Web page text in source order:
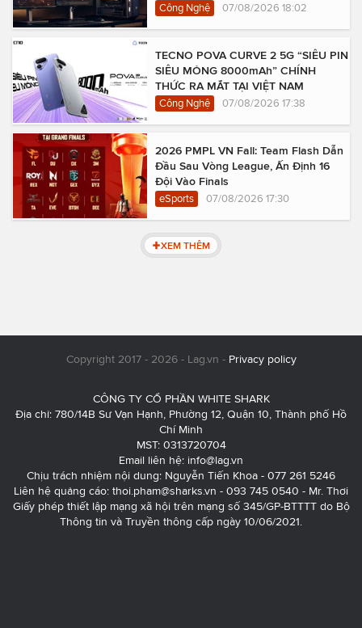
Công Nghệ 07/08/2026 18:02
TECNO POVA CURVE 2 5G “SIÊU PIN
SIÊU MỎNG 8000mAh” CHÍNH
THỨC RA MẮT TẠI VIỆT NAM
Công Nghệ 07/08/2026 17:38
2026 PMPL VN Fall: Team Flash Dẫn
Đầu Sau Vòng League, Ấn Định 16
Đội Vào Finals
eSports 07/08/2026 17:30
XEM THÊM
Copyright 2017 - 2026 - Lag.vn - Privacy policy
CÔNG TY CỔ PHẦN WHITE SHARK
Địa chỉ: 780/14B Sư Vạn Hạnh, Phường 12, Quận 10, Thành phố Hồ
Chí Minh
MST: 0313720704
Email liên hệ: info@lag.vn
Chịu trách nhiệm nội dung: Nguyễn Tiến Khoa - 077 261 5246
Liên hệ quảng cáo: thoi.pham@sharks.vn - 093 745 0540 - Mr. Thơi
Giấy phép thiết lập mạng xã hội trên mạng số 345/GP-BTTTT do Bộ
Thông tin và Truyền thông cấp ngày 10/06/2021.